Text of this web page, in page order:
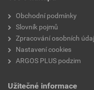
Obchodní podmínky
Slovník pojmů
Zpracování osobních
Nastavení cookies
ARGOS PLUS podzim
Užitečné informace